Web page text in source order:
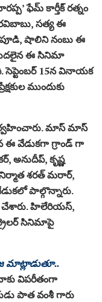
ఫేమ్ కార్తీక్ రత్నం
సత్య ఈ
షాలిని నంబు ఈ
ఈ సినిమా
సెప్టెంబర్ 15న వినాయక
ముందుకు
మాస్ మాస్
వేడుకగా గ్రాండ్ గా
అనుదీప్, కృష్ణ
శరత్ మరార్,
పాల్గొన్నారు.
చేశారు. హిలేరియస్,
సినిమాపై
విపరీతంగా
పాత వంశీ గారు